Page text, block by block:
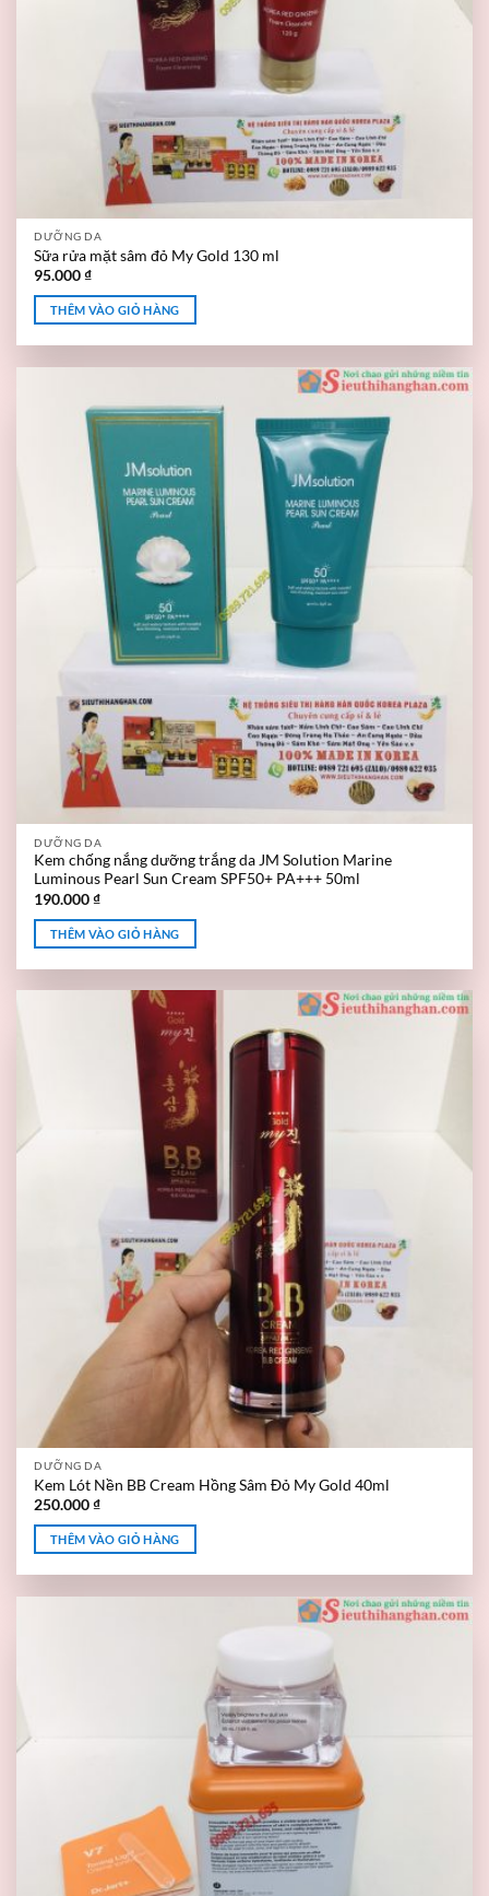
DƯỠNG DA
Sữa rửa mặt sâm đỏ My Gold 130 ml
95.000₫
THÊM VÀO GIỎ HÀNG
DƯỠNG DA
Kem chống nắng dưỡng trắng da JM Solution Marine
Luminous Pearl Sun Cream SPF50+ PA+++ 50ml
190.000₫
THÊM VÀO GIỎ HÀNG
DƯỠNG DA
Kem Lót Nền BB Cream Hồng Sâm Đỏ My Gold 40ml
250.000₫
THÊM VÀO GIỎ HÀNG